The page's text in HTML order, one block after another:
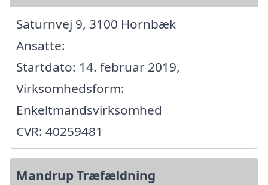
Saturnvej 9, 3100 Hornbæk
Ansatte:
Startdato: 14. februar 2019,
Virksomhedsform:
Enkeltmandsvirksomhed
CVR: 40259481
Mandrup Træfældning